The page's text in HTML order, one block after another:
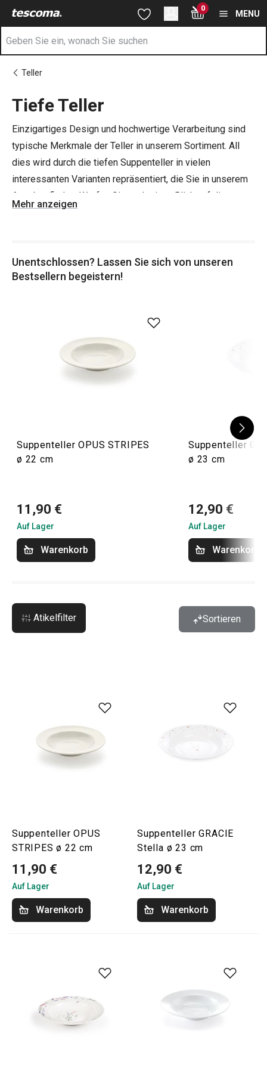
Sie befinden sich auf der Tiefe Teller Seite
Zum Hauptinhalt springen
Zur Suche springen
Zur Navigation springen 0
MENU
Teller
Tiefe Teller
Einzigartiges Design und hochwertige Verarbeitung sind
typische Merkmale der Teller in unserem Sortiment. All
dies wird durch die tiefen Suppenteller in vielen
interessanten Varianten repräsentiert, die Sie in unserem
Angebot finden. Werfen Sie auch einen Blick auf die
flachen Teller, oder blitzen Sie vor Ihrem Besuch ein
Mehr anzeigen
Unentschlossen? Lassen Sie sich von unseren
Bestsellern begeistern!
Suppenteller OPUS STRIPES
ø 22 cm
11,90 €
Auf Lager
Warenkorb
Suppenteller
ø 23 cm
12,90 €
Auf Lager
Warenkorb
Atikelfilter Sortieren
Suppenteller OPUS
STRIPES ø 22 cm
11,90 €
Auf Lager
Warenkorb
Suppenteller GRACIE
Stella ø 23 cm
12,90 €
Auf Lager
Warenkorb